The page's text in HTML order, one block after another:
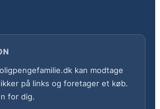
kan modtage
på links og foretager et køb.
for dig.